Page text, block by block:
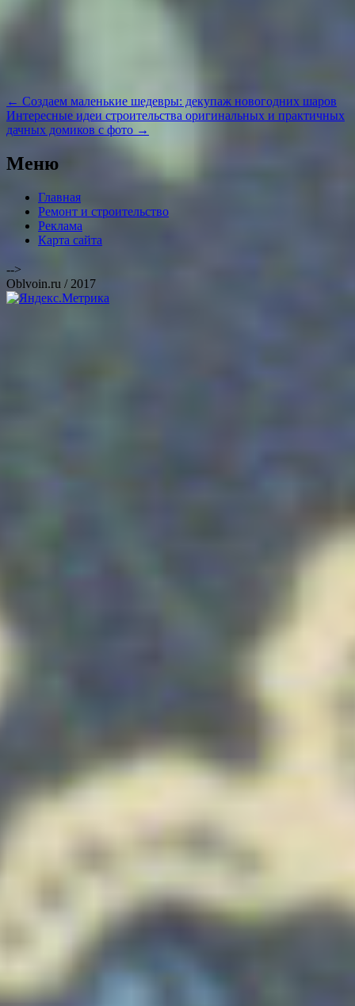
Навигация
по
записям
← Создаем маленькие шедевры: декупаж новогодних шаров
Интересные идеи строительства оригинальных и практичных
дачных домиков с фото →
Меню
Главная
Ремонт и строительство
Реклама
Карта сайта
-->
Oblvoin.ru / 2017